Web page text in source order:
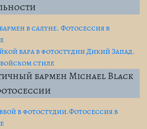
бармен Michael Black